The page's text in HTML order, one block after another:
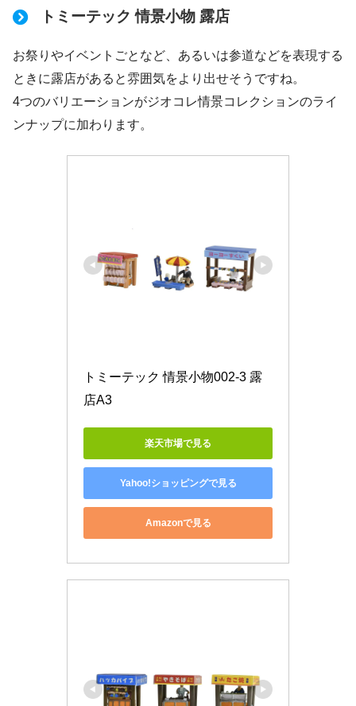
トミーテック 情景小物 露店
お祭りやイベントごとなど、あるいは参道などを表現する
ときに露店があると雰囲気をより出せそうですね。
4つのバリエーションがジオコレ情景コレクションのライ
ンナップに加わります。
トミーテック 情景小物002-3 露
店A3
楽天市場で見る
Yahoo!ショッピングで見る
Amazonで見る